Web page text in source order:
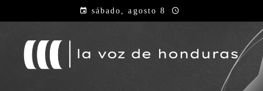
sábado, agosto 8